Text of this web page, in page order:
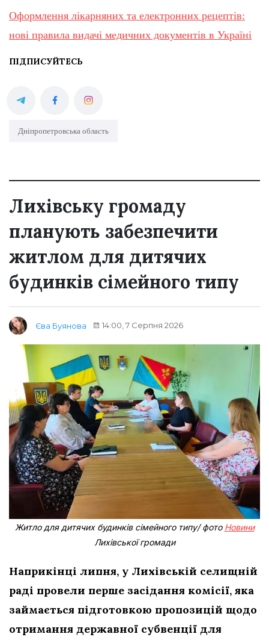
Оформлення лікарняних та електронних рецептів:
нові правила видачі медичних документів в Україні
ПІДПИСУЙТЕСЬ
Дніпропетровська область
Лихівську громаду
планують забезпечити
житлом для дитячих
будинків сімейного типу
Єва Буянова 14:00, 7 Серпня 2026
Житло для дитячих будинків сімейного типу/ фото Новини
Лихівської громади
Наприкінці липня, у Лихівській селищній
раді провели перше засідання комісії, яка
займається підготовкою пропозицій щодо
отримання державної субвенції для